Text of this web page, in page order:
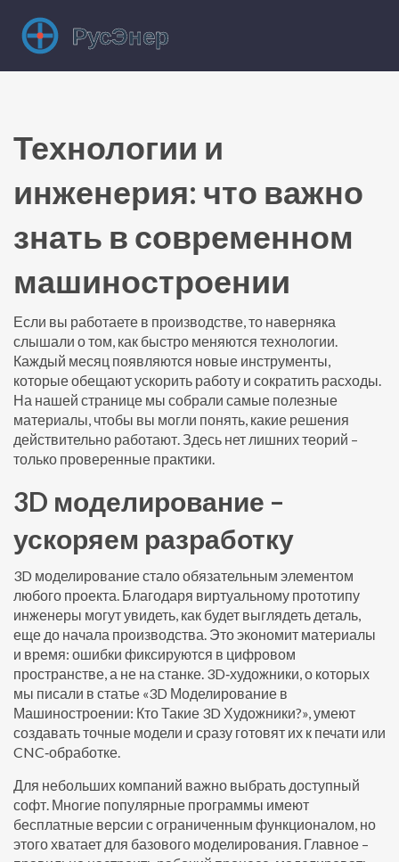
Технологии и
инженерия: что важно
знать в современном
машиностроении
Если вы работаете в производстве, то наверняка
слышали о том, как быстро меняются технологии.
Каждый месяц появляются новые инструменты,
которые обещают ускорить работу и сократить расходы.
На нашей странице мы собрали самые полезные
материалы, чтобы вы могли понять, какие решения
действительно работают. Здесь нет лишних теорий –
только проверенные практики.
3D моделирование –
ускоряем разработку
3D моделирование стало обязательным элементом
любого проекта. Благодаря виртуальному прототипу
инженеры могут увидеть, как будет выглядеть деталь,
еще до начала производства. Это экономит материалы
и время: ошибки фиксируются в цифровом
пространстве, а не на станке. 3D‑художники, о которых
мы писали в статье «3D Моделирование в
Машиностроении: Кто Такие 3D Художники?», умеют
создавать точные модели и сразу готовят их к печати или
CNC‑обработке.
Для небольших компаний важно выбрать доступный
софт. Многие популярные программы имеют
бесплатные версии с ограниченным функционалом, но
этого хватает для базового моделирования. Главное –